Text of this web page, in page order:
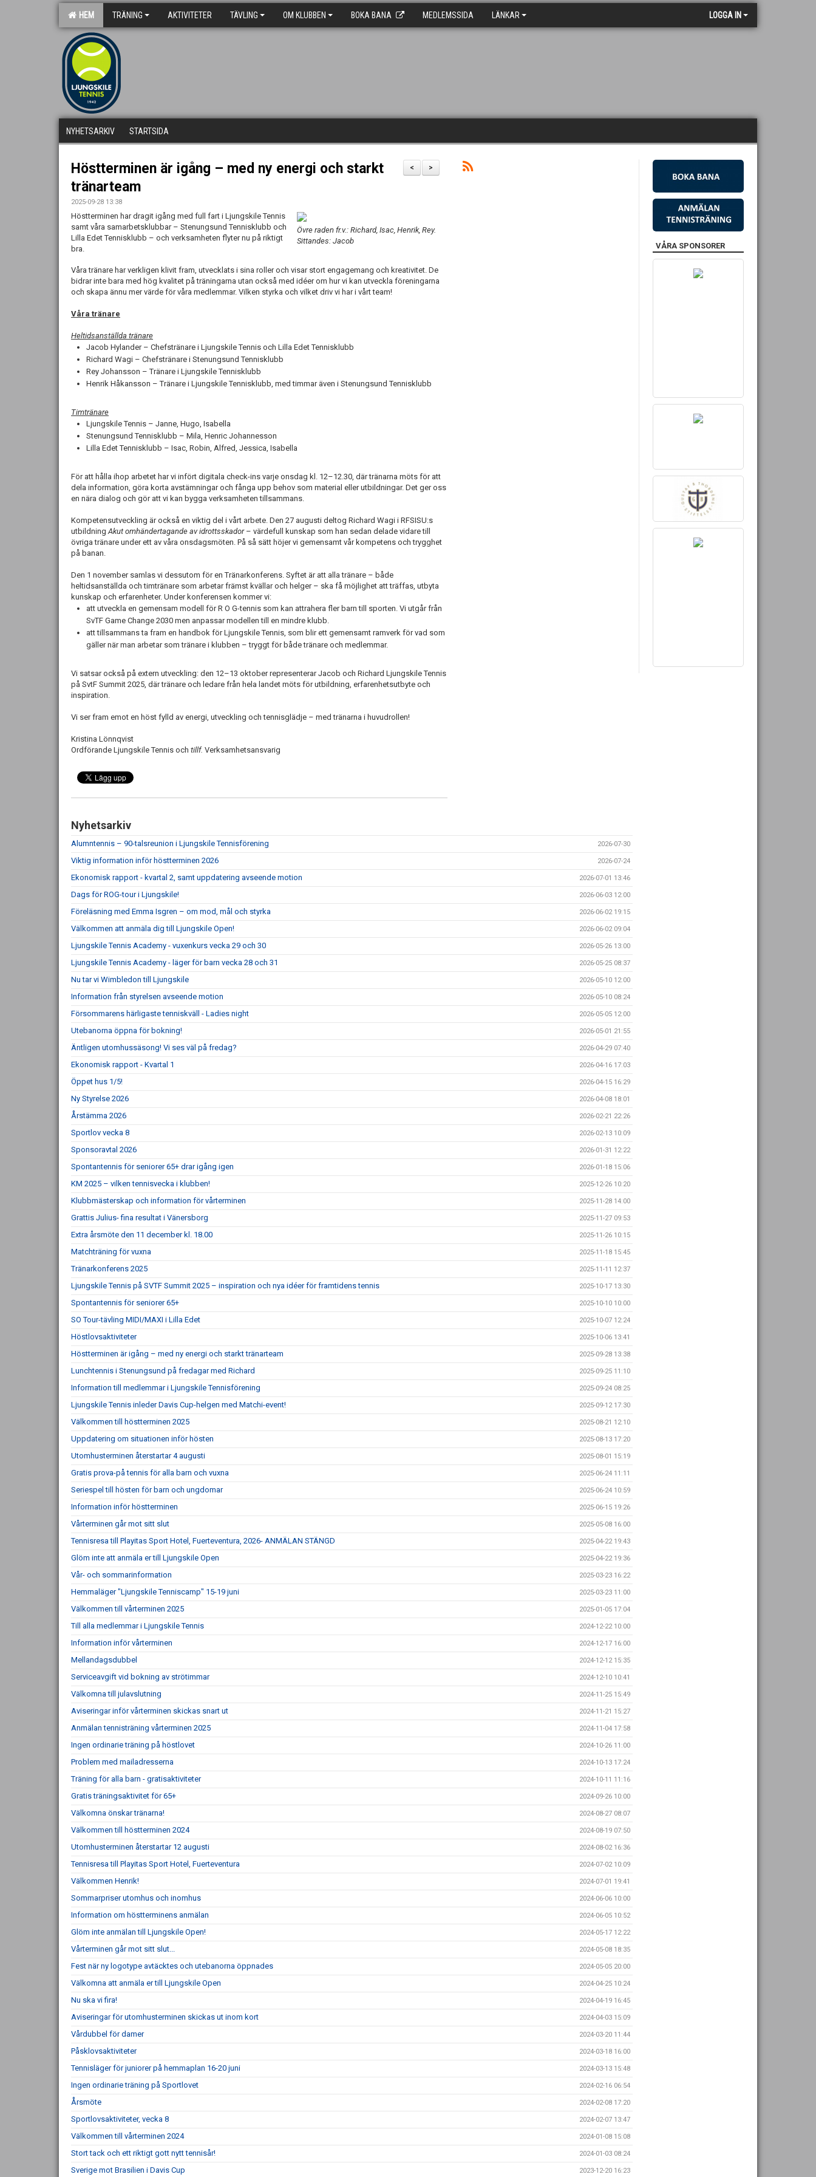
HEM TRÄNING AKTIVITETER TÄVLING OM KLUBBEN BOKA BANA MEDLEMSSIDA LÄNKAR LOGGA IN
NYHETSARKIV STARTSIDA
>
<
Höstterminen är igång – med ny energi och starkt
tränarteam
2025-09-28 13:38
Övre raden fr.v.: Richard, Isac, Henrik, Rey.
Sittandes: Jacob
Höstterminen har dragit igång med full fart i Ljungskile Tennis
samt våra samarbetsklubbar – Stenungsund Tennisklubb och
Lilla Edet Tennisklubb – och verksamheten flyter nu på riktigt
bra.
Våra tränare har verkligen klivit fram, utvecklats i sina roller och visar stort engagemang och kreativitet. De
bidrar inte bara med hög kvalitet på träningarna utan också med idéer om hur vi kan utveckla föreningarna
och skapa ännu mer värde för våra medlemmar. Vilken styrka och vilket driv vi har i vårt team!
Våra tränare
Heltidsanställda tränare
Jacob Hylander – Chefstränare i Ljungskile Tennis och Lilla Edet Tennisklubb
Richard Wagi – Chefstränare i Stenungsund Tennisklubb
Rey Johansson – Tränare i Ljungskile Tennisklubb
Henrik Håkansson – Tränare i Ljungskile Tennisklubb, med timmar även i Stenungsund Tennisklubb
Timtränare
Ljungskile Tennis – Janne, Hugo, Isabella
Stenungsund Tennisklubb – Mila, Henric Johannesson
Lilla Edet Tennisklubb – Isac, Robin, Alfred, Jessica, Isabella
För att hålla ihop arbetet har vi infört digitala check-ins varje onsdag kl. 12–12.30, där tränarna möts för att
dela information, göra korta avstämningar och fånga upp behov som material eller utbildningar. Det ger oss
en nära dialog och gör att vi kan bygga verksamheten tillsammans.
Kompetensutveckling är också en viktig del i vårt arbete. Den 27 augusti deltog Richard Wagi i RFSISU:s
utbildningAkut omhändertagande av idrottsskador– värdefull kunskap som han sedan delade vidare till
övriga tränare under ett av våra onsdagsmöten. På så sätt höjer vi gemensamt vår kompetens och trygghet
på banan.
Den 1 november samlas vi dessutom för en Tränarkonferens. Syftet är att alla tränare – både
heltidsanställda och timtränare som arbetar främst kvällar och helger – ska få möjlighet att träffas, utbyta
kunskap och erfarenheter. Under konferensen kommer vi:
att utveckla en gemensam modell för R O G-tennis som kan attrahera fler barn till sporten. Vi utgår från
SvTF Game Change 2030 men anpassar modellen till en mindre klubb.
att tillsammans ta fram en handbok för Ljungskile Tennis, som blir ett gemensamt ramverk för vad som
gäller när man arbetar som tränare i klubben – tryggt för både tränare och medlemmar.
Vi satsar också på extern utveckling: den 12–13 oktober representerar Jacob och Richard Ljungskile Tennis
på SvtF Summit 2025, där tränare och ledare från hela landet möts för utbildning, erfarenhetsutbyte och
inspiration.
Vi ser fram emot en höst fylld av energi, utveckling och tennisglädje – med tränarna i huvudrollen!
Kristina Lönnqvist
Ordförande Ljungskile Tennis och tillf. Verksamhetsansvarig
Nyhetsarkiv
Alumntennis – 90-talsreunion i Ljungskile Tennisförening 2026-07-30
Viktig information inför höstterminen 2026 2026-07-24
Ekonomisk rapport - kvartal 2, samt uppdatering avseende motion 2026-07-01 13:46
Dags för ROG-tour i Ljungskile! 2026-06-03 12:00
Föreläsning med Emma Isgren – om mod, mål och styrka 2026-06-02 19:15
Välkommen att anmäla dig till Ljungskile Open! 2026-06-02 09:04
Ljungskile Tennis Academy - vuxenkurs vecka 29 och 30 2026-05-26 13:00
Ljungskile Tennis Academy - läger för barn vecka 28 och 31 2026-05-25 08:37
Nu tar vi Wimbledon till Ljungskile 2026-05-10 12:00
Information från styrelsen avseende motion 2026-05-10 08:24
Försommarens härligaste tenniskväll - Ladies night 2026-05-05 12:00
Utebanorna öppna för bokning! 2026-05-01 21:55
Äntligen utomhussäsong! Vi ses väl på fredag? 2026-04-29 07:40
Ekonomisk rapport - Kvartal 1 2026-04-16 17:03
Öppet hus 1/5! 2026-04-15 16:29
Ny Styrelse 2026 2026-04-08 18:01
Årstämma 2026 2026-02-21 22:26
Sportlov vecka 8 2026-02-13 10:09
Sponsoravtal 2026 2026-01-31 12:22
Spontantennis för seniorer 65+ drar igång igen 2026-01-18 15:06
KM 2025 – vilken tennisvecka i klubben! 2025-12-26 10:20
Klubbmästerskap och information för vårterminen 2025-11-28 14:00
Grattis Julius- fina resultat i Vänersborg 2025-11-27 09:53
Extra årsmöte den 11 december kl. 18.00 2025-11-26 10:15
Matchträning för vuxna 2025-11-18 15:45
Tränarkonferens 2025 2025-11-11 12:37
Ljungskile Tennis på SVTF Summit 2025 – inspiration och nya idéer för framtidens tennis 2025-10-17 13:30
Spontantennis för seniorer 65+ 2025-10-10 10:00
SO Tour-tävling MIDI/MAXI i Lilla Edet 2025-10-07 12:24
Höstlovsaktiviteter 2025-10-06 13:41
Höstterminen är igång – med ny energi och starkt tränarteam 2025-09-28 13:38
Lunchtennis i Stenungsund på fredagar med Richard 2025-09-25 11:10
Information till medlemmar i Ljungskile Tennisförening 2025-09-24 08:25
Ljungskile Tennis inleder Davis Cup-helgen med Matchi-event! 2025-09-12 17:30
Välkommen till höstterminen 2025 2025-08-21 12:10
Uppdatering om situationen inför hösten 2025-08-13 17:20
Utomhusterminen återstartar 4 augusti 2025-08-01 15:19
Gratis prova-på tennis för alla barn och vuxna 2025-06-24 11:11
Seriespel till hösten för barn och ungdomar 2025-06-24 10:59
Information inför höstterminen 2025-06-15 19:26
Vårterminen går mot sitt slut 2025-05-08 16:00
Tennisresa till Playitas Sport Hotel, Fuerteventura, 2026- ANMÄLAN STÄNGD 2025-04-22 19:43
Glöm inte att anmäla er till Ljungskile Open 2025-04-22 19:36
Vår- och sommarinformation 2025-03-23 16:22
Hemmaläger "Ljungskile Tenniscamp" 15-19 juni 2025-03-23 11:00
Välkommen till vårterminen 2025 2025-01-05 17:04
Till alla medlemmar i Ljungskile Tennis 2024-12-22 10:00
Information inför vårterminen 2024-12-17 16:00
Mellandagsdubbel 2024-12-12 15:35
Serviceavgift vid bokning av strötimmar 2024-12-10 10:41
Välkomna till julavslutning 2024-11-25 15:49
Aviseringar inför vårterminen skickas snart ut 2024-11-21 15:27
Anmälan tennisträning vårterminen 2025 2024-11-04 17:58
Ingen ordinarie träning på höstlovet 2024-10-26 11:00
Problem med mailadresserna 2024-10-13 17:24
Träning för alla barn - gratisaktiviteter 2024-10-11 11:16
Gratis träningsaktivitet för 65+ 2024-09-26 10:00
Välkomna önskar tränarna! 2024-08-27 08:07
Välkommen till höstterminen 2024 2024-08-19 07:50
Utomhusterminen återstartar 12 augusti 2024-08-02 16:36
Tennisresa till Playitas Sport Hotel, Fuerteventura 2024-07-02 10:09
Välkommen Henrik! 2024-07-01 19:41
Sommarpriser utomhus och inomhus 2024-06-06 10:00
Information om höstterminens anmälan 2024-06-05 10:52
Glöm inte anmälan till Ljungskile Open! 2024-05-17 12:22
Vårterminen går mot sitt slut... 2024-05-08 18:35
Fest när ny logotype avtäcktes och utebanorna öppnades 2024-05-05 20:00
Välkomna att anmäla er till Ljungskile Open 2024-04-25 10:24
Nu ska vi fira! 2024-04-19 16:45
Aviseringar för utomhusterminen skickas ut inom kort 2024-04-03 15:09
Vårdubbel för damer 2024-03-20 11:44
Påsklovsaktiviteter 2024-03-18 16:00
Tennisläger för juniorer på hemmaplan 16-20 juni 2024-03-13 15:48
Ingen ordinarie träning på Sportlovet 2024-02-16 06:54
Årsmöte 2024-02-08 17:20
Sportlovsaktiviteter, vecka 8 2024-02-07 13:47
Välkommen till vårterminen 2024 2024-01-08 15:08
Stort tack och ett riktigt gott nytt tennisår! 2024-01-03 08:24
Sverige mot Brasilien i Davis Cup 2023-12-20 16:23
VÅRA SPONSORER